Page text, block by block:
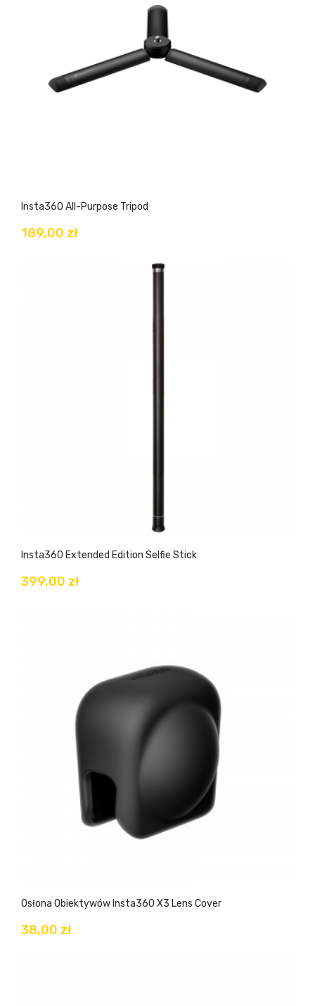
Insta360 All-Purpose Tripod
189,00 zł
Insta360 Extended Edition Selfie Stick
399,00 zł
Osłona Obiektywów Insta360 X3 Lens Cover
38,00 zł